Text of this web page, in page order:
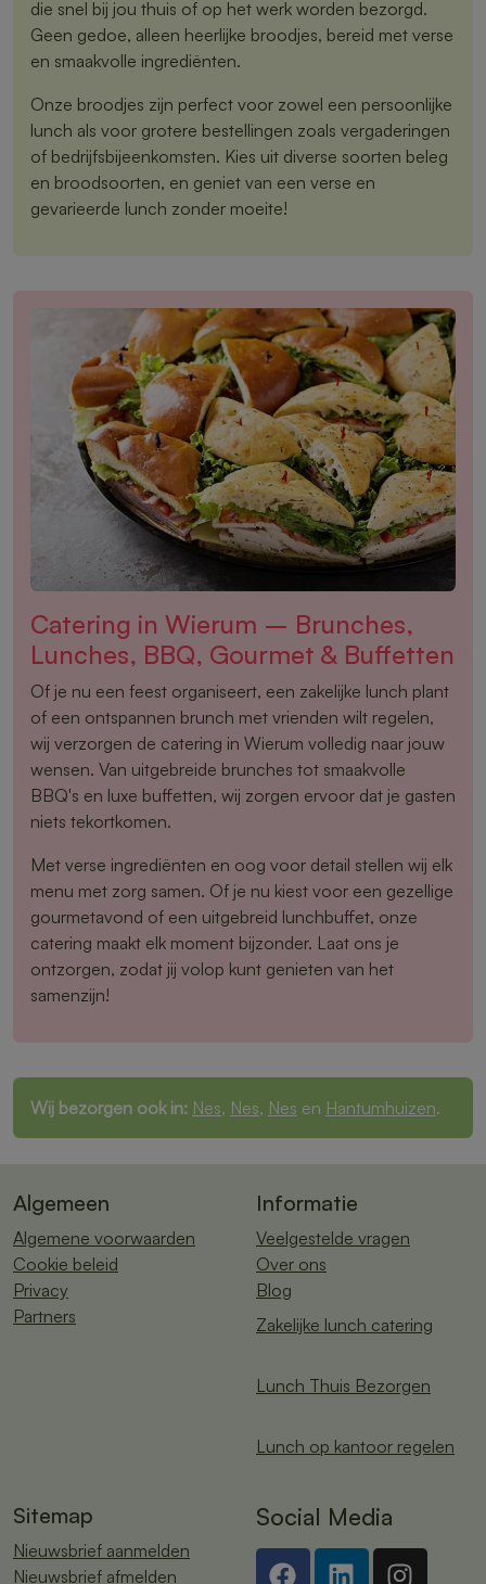
die snel bij jou thuis of op het werk worden bezorgd.
Geen gedoe, alleen heerlijke broodjes, bereid met verse
en smaakvolle ingrediënten.
Onze broodjes zijn perfect voor zowel een persoonlijke
lunch als voor grotere bestellingen zoals vergaderingen
of bedrijfsbijeenkomsten. Kies uit diverse soorten beleg
en broodsoorten, en geniet van een verse en
gevarieerde lunch zonder moeite!
Catering in Wierum – Brunches,
Lunches, BBQ, Gourmet & Buffetten
Of je nu een feest organiseert, een zakelijke lunch plant
of een ontspannen brunch met vrienden wilt regelen,
wij verzorgen de catering in Wierum volledig naar jouw
wensen. Van uitgebreide brunches tot smaakvolle
BBQ's en luxe buffetten, wij zorgen ervoor dat je gasten
niets tekortkomen.
Met verse ingrediënten en oog voor detail stellen wij elk
menu met zorg samen. Of je nu kiest voor een gezellige
gourmetavond of een uitgebreid lunchbuffet, onze
catering maakt elk moment bijzonder. Laat ons je
ontzorgen, zodat jij volop kunt genieten van het
samenzijn!
Wij bezorgen ook in: Nes, Nes, Nes en Hantumhuizen.
Algemeen
Algemene voorwaarden
Cookie beleid
Privacy
Partners
Informatie
Veelgestelde vragen
Over ons
Blog
Zakelijke lunch catering
Lunch Thuis Bezorgen
Lunch op kantoor regelen
Sitemap
Nieuwsbrief aanmelden
Nieuwsbrief afmelden
Social Media